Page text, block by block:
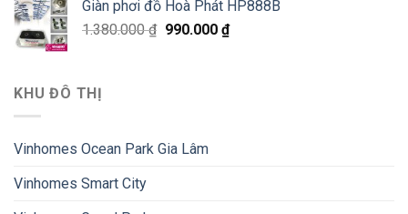
Giàn phơi đồ Hoà Phát HP888B
1.380.000₫ 990.000 ₫
KHU ĐÔ THỊ
Vinhomes Ocean Park Gia Lâm
Vinhomes Smart City